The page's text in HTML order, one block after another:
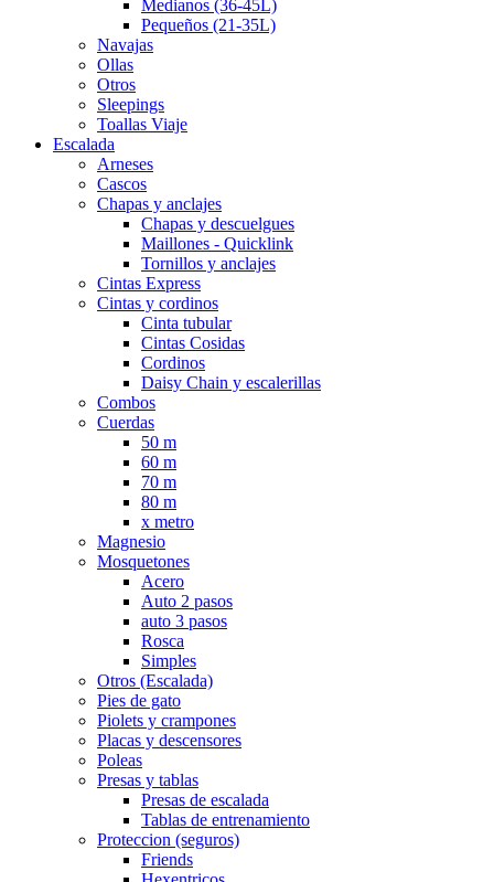
Medianos (36-45L)
Pequeños (21-35L)
Navajas
Ollas
Otros
Sleepings
Toallas Viaje
Escalada
Arneses
Cascos
Chapas y anclajes
Chapas y descuelgues
Maillones - Quicklink
Tornillos y anclajes
Cintas Express
Cintas y cordinos
Cinta tubular
Cintas Cosidas
Cordinos
Daisy Chain y escalerillas
Combos
Cuerdas
50 m
60 m
70 m
80 m
x metro
Magnesio
Mosquetones
Acero
Auto 2 pasos
auto 3 pasos
Rosca
Simples
Otros (Escalada)
Pies de gato
Piolets y crampones
Placas y descensores
Poleas
Presas y tablas
Presas de escalada
Tablas de entrenamiento
Proteccion (seguros)
Friends